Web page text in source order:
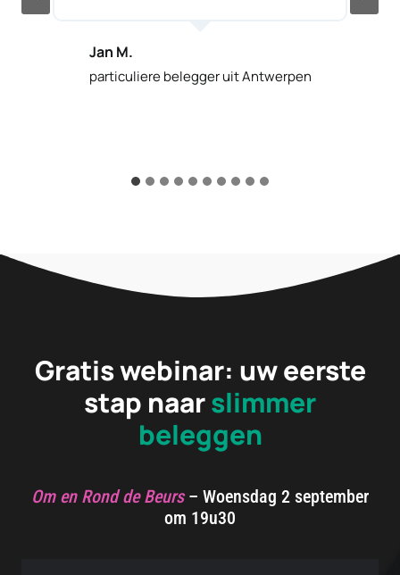
Jan M.
particuliere belegger uit Antwerpen
Gratis webinar: uw eerste
stap naarslimmer
beleggen
Om en Rond de Beurs– Woensdag 2 september
om 19u30